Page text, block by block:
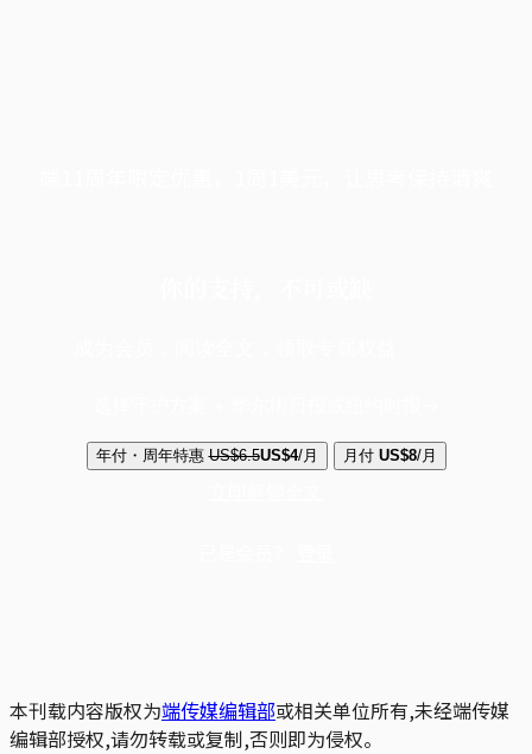
年付・周年特惠 US$6.5US$4/月 月付 US$8/月
本刊载内容版权为端传媒编辑部或相关单位所有,未经端传媒
编辑部授权,请勿转载或复制,否则即为侵权。